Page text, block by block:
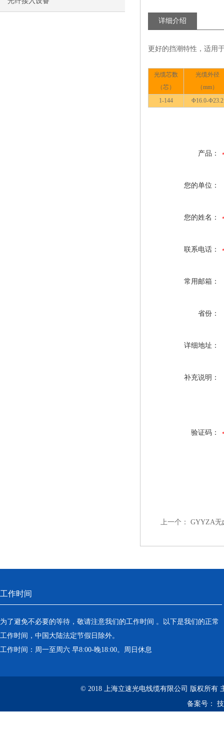
详细介绍
更好的挡潮特性，适用
光缆芯数
（芯）
光缆外径
（mm）
1-144
Φ16.0-Φ23.2
产品：
您的单位：
您的姓名：
联系电话：
常用邮箱：
省份：
详细地址：
补充说明：
验证码：
上一个： GYYZA无
工作时间
为了避免不必要的等待，敬请注意我们的工作时间 。以下是我们的正常
工作时间，中国大陆法定节假日除外。
工作时间：周一至周六 早8:00-晚18:00。周日休息
© 2018 上海立速光电线缆有限公司 版权所有
备案号：